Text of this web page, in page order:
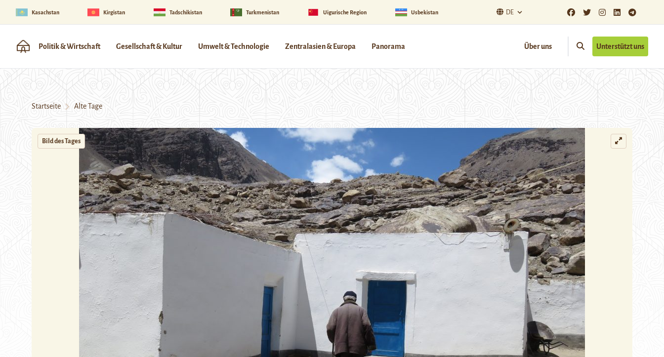
Kasachstan Kirgistan Tadschikistan Turkmenistan Uigurische Region Usbekistan DE
Politik & Wirtschaft Gesellschaft & Kultur Umwelt & Technologie Zentralasien & Europa Panorama Über uns Unterstützt uns
Startseite Alte Tage
Bild des Tages